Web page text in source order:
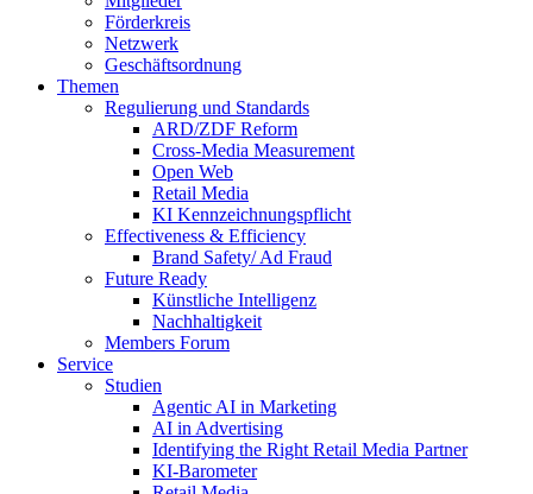
Förderkreis
Netzwerk
Geschäftsordnung
Themen
Regulierung und Standards
ARD/ZDF Reform
Cross-Media Measurement
Open Web
Retail Media
KI Kennzeichnungspflicht
Effectiveness & Efficiency
Brand Safety/ Ad Fraud
Future Ready
Künstliche Intelligenz
Nachhaltigkeit
Members Forum
Service
Studien
Agentic AI in Marketing
AI in Advertising
Identifying the Right Retail Media Partner
KI-Barometer